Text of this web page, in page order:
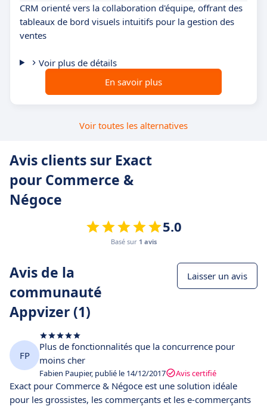
CRM orienté vers la collaboration d'équipe, offrant des
tableaux de bord visuels intuitifs pour la gestion des
ventes
Voir plus de détails
En savoir plus
Voir toutes les alternatives
Avis clients sur Exact
pour Commerce &
Négoce
5.0
Basé sur 1 avis
Avis de la
communauté
Appvizer (1)
Laisser un avis
FP
Plus de fonctionnalités que la concurrence pour
moins cher
Fabien Paupier, publié le 14/12/2017 Avis certifié
Exact pour Commerce & Négoce est une solution idéale
pour les grossistes, les commerçants et les e-commerçants